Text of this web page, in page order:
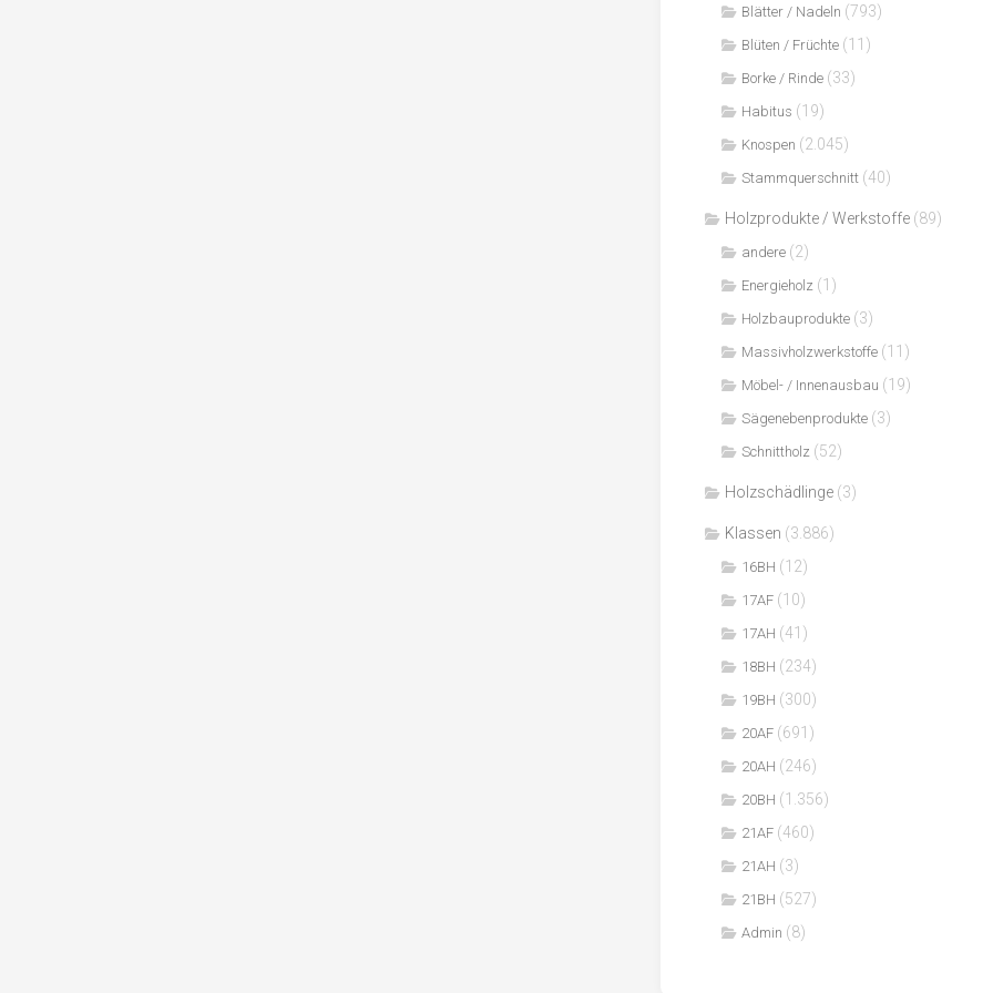
Blätter / Nadeln (793)
Blüten / Früchte (11)
Borke / Rinde (33)
Habitus (19)
Knospen (2.045)
Stammquerschnitt (40)
Holzprodukte / Werkstoffe (89)
andere (2)
Energieholz (1)
Holzbauprodukte (3)
Massivholzwerkstoffe (11)
Möbel- / Innenausbau (19)
Sägenebenprodukte (3)
Schnittholz (52)
Holzschädlinge (3)
Klassen (3.886)
16BH (12)
17AF (10)
17AH (41)
18BH (234)
19BH (300)
20AF (691)
20AH (246)
20BH (1.356)
21AF (460)
21AH (3)
21BH (527)
Admin (8)